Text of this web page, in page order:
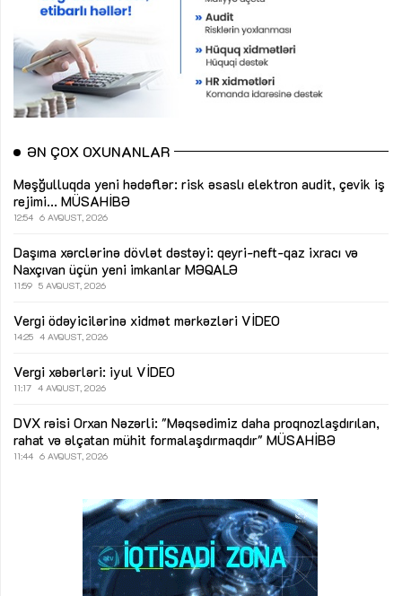
ƏN ÇOX OXUNANLAR
Məşğulluqda yeni hədəflər: risk əsaslı elektron audit, çevik iş
rejimi... MÜSAHİBƏ
12:54 6 AVQUST, 2026
Daşıma xərclərinə dövlət dəstəyi: qeyri-neft-qaz ixracı və
Naxçıvan üçün yeni imkanlar MƏQALƏ
11:59 5 AVQUST, 2026
Vergi ödəyicilərinə xidmət mərkəzləri VİDEO
14:25 4 AVQUST, 2026
Vergi xəbərləri: iyul VİDEO
11:17 4 AVQUST, 2026
DVX rəisi Orxan Nəzərli: "Məqsədimiz daha proqnozlaşdırılan,
rahat və əlçatan mühit formalaşdırmaqdır" MÜSAHİBƏ
11:44 6 AVQUST, 2026